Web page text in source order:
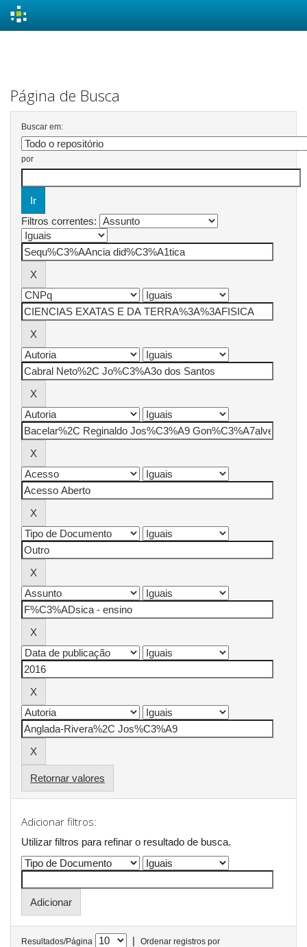
Página de Busca
Buscar em:
por
Filtros correntes:
Retornar valores
Adicionar filtros:
Utilizar filtros para refinar o resultado de busca.
Resultados/Página |
Ordenar registros por